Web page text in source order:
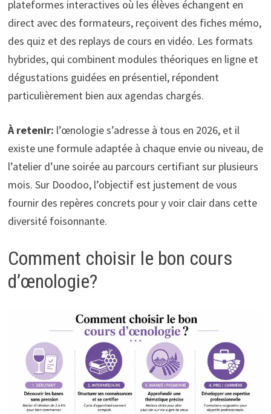
plateformes interactives où les élèves échangent en
direct avec des formateurs, reçoivent des fiches mémo,
des quiz et des replays de cours en vidéo. Les formats
hybrides, qui combinent modules théoriques en ligne et
dégustations guidées en présentiel, répondent
particulièrement bien aux agendas chargés.
À retenir: l’œnologie s’adresse à tous en 2026, et il
existe une formule adaptée à chaque envie ou niveau, de
l’atelier d’une soirée au parcours certifiant sur plusieurs
mois. Sur Doodoo, l’objectif est justement de vous
fournir des repères concrets pour y voir clair dans cette
diversité foisonnante.
Comment choisir le bon cours
d’œnologie?